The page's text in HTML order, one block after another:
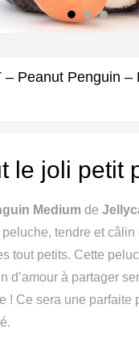
– Peanut Penguin –
le joli petit
Medium de
tendre et câlin
tout petits. Cette
d’amour à partager
! Ce sera une parfaite